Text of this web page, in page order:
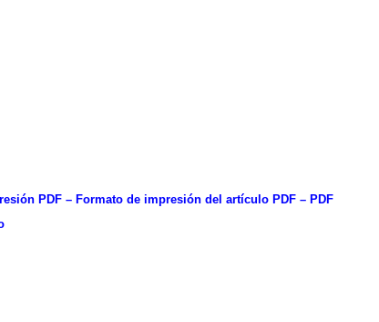
PDF – Formato de impresión del artículo PDF – PDF